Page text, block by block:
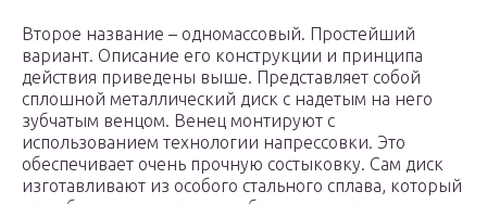
Второе название – одномассовый. Простейший
вариант. Описание его конструкции и принципа
действия приведены выше. Представляет собой
сплошной металлический диск с надетым на него
зубчатым венцом. Венец монтируют с
использованием технологии напрессовки. Это
обеспечивает очень прочную состыковку. Сам диск
изготавливают из особого стального сплава, который